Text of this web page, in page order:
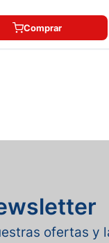
Comprar
ofertas y